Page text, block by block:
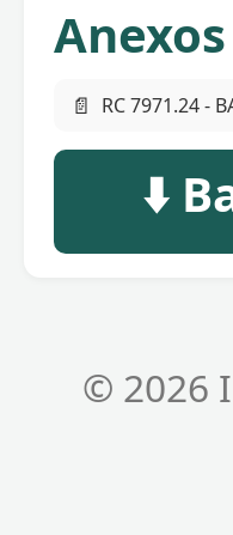
Anexos
📄 RC 7971.24 -
⬇️
© 2026